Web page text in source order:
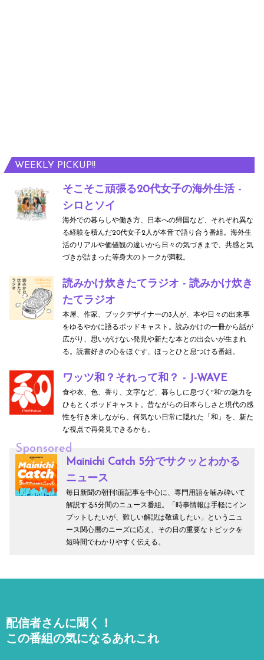
WEEKLY PICKUP!!
そこそこ頑張る20代女子の海外生活 -
シロとソイ
海外での暮らしや働き方、日本への帰国など、それぞれ異な
る経験を積んだ20代女子2人が本音で語り合う番組。海外生
活のリアルや価値観の違いから日々の気づきまで、共感と気
づきが詰まった等身大のトークが満載。
読みかけ炊きたてラジオ - 読みかけ炊き
たてラジオ
本屋、作家、ブックデザイナーの3人が、本や日々の出来事
をゆるやかに語るポッドキャスト。読みかけの一冊から話が
広がり、思いがけない発見や新たな本との出会いが生まれ
る。読書好きの心をほぐす、ほっとひと息つける番組。
ワッツ和？それって和？ - J-WAVE
食や衣、色、香り、文字など、暮らしに息づく"和"の魅力を
ひもとくポッドキャスト。昔ながらの日本らしさと現代の感
性を行き来しながら、何気ない日常に隠れた「和」を、新た
な視点で再発見できるかも。
Sponsored
Mainichi Catch 5分でサクッとわかる
ニュース
毎日新聞の朝刊1面記事を中心に、専門用語を噛み砕いて
解説する5分間のニュース番組。「時事情報は手軽にイン
プットしたいが、難しい解説は敬遠したい」というニュ
ース関心層のニーズに応え、その日の重要なトピックを
短時間でわかりやすく伝える。
配信者さんに聞く！
この番組の気になるあれこれ